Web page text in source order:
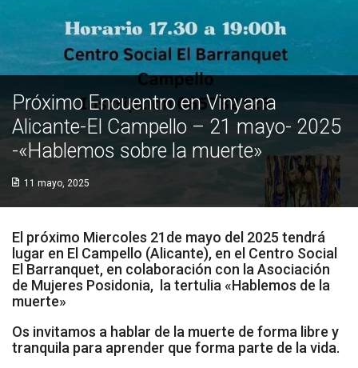
Socios de Número
Socios Colaboradores
Colaboramos con
Formaciones
Nuestra propuesta de formación
Realizadas
Acompañamiento
Noticias
Vídeos
Contacto
Próximo Encuentro en Vinyana
Alicante-El Campello – 21 mayo- 2025
-«Hablemos sobre la muerte»
11 mayo, 2025
El próximo Miercoles 21de mayo del 2025 tendrá
lugar en El Campello (Alicante), en el Centro Social
El Barranquet, en colaboración con la Asociación
de Mujeres Posidonia, la tertulia «Hablemos de la
muerte»
Os invitamos a hablar de la muerte de forma libre y
tranquila para aprender que forma parte de la vida.